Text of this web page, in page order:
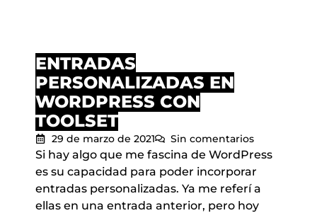
ENTRADAS
PERSONALIZADAS EN
WORDPRESS CON
TOOLSET
29 de marzo de 2021 Sin comentarios
Si hay algo que me fascina de WordPress
es su capacidad para poder incorporar
entradas personalizadas. Ya me referí a
ellas en una entrada anterior, pero hoy